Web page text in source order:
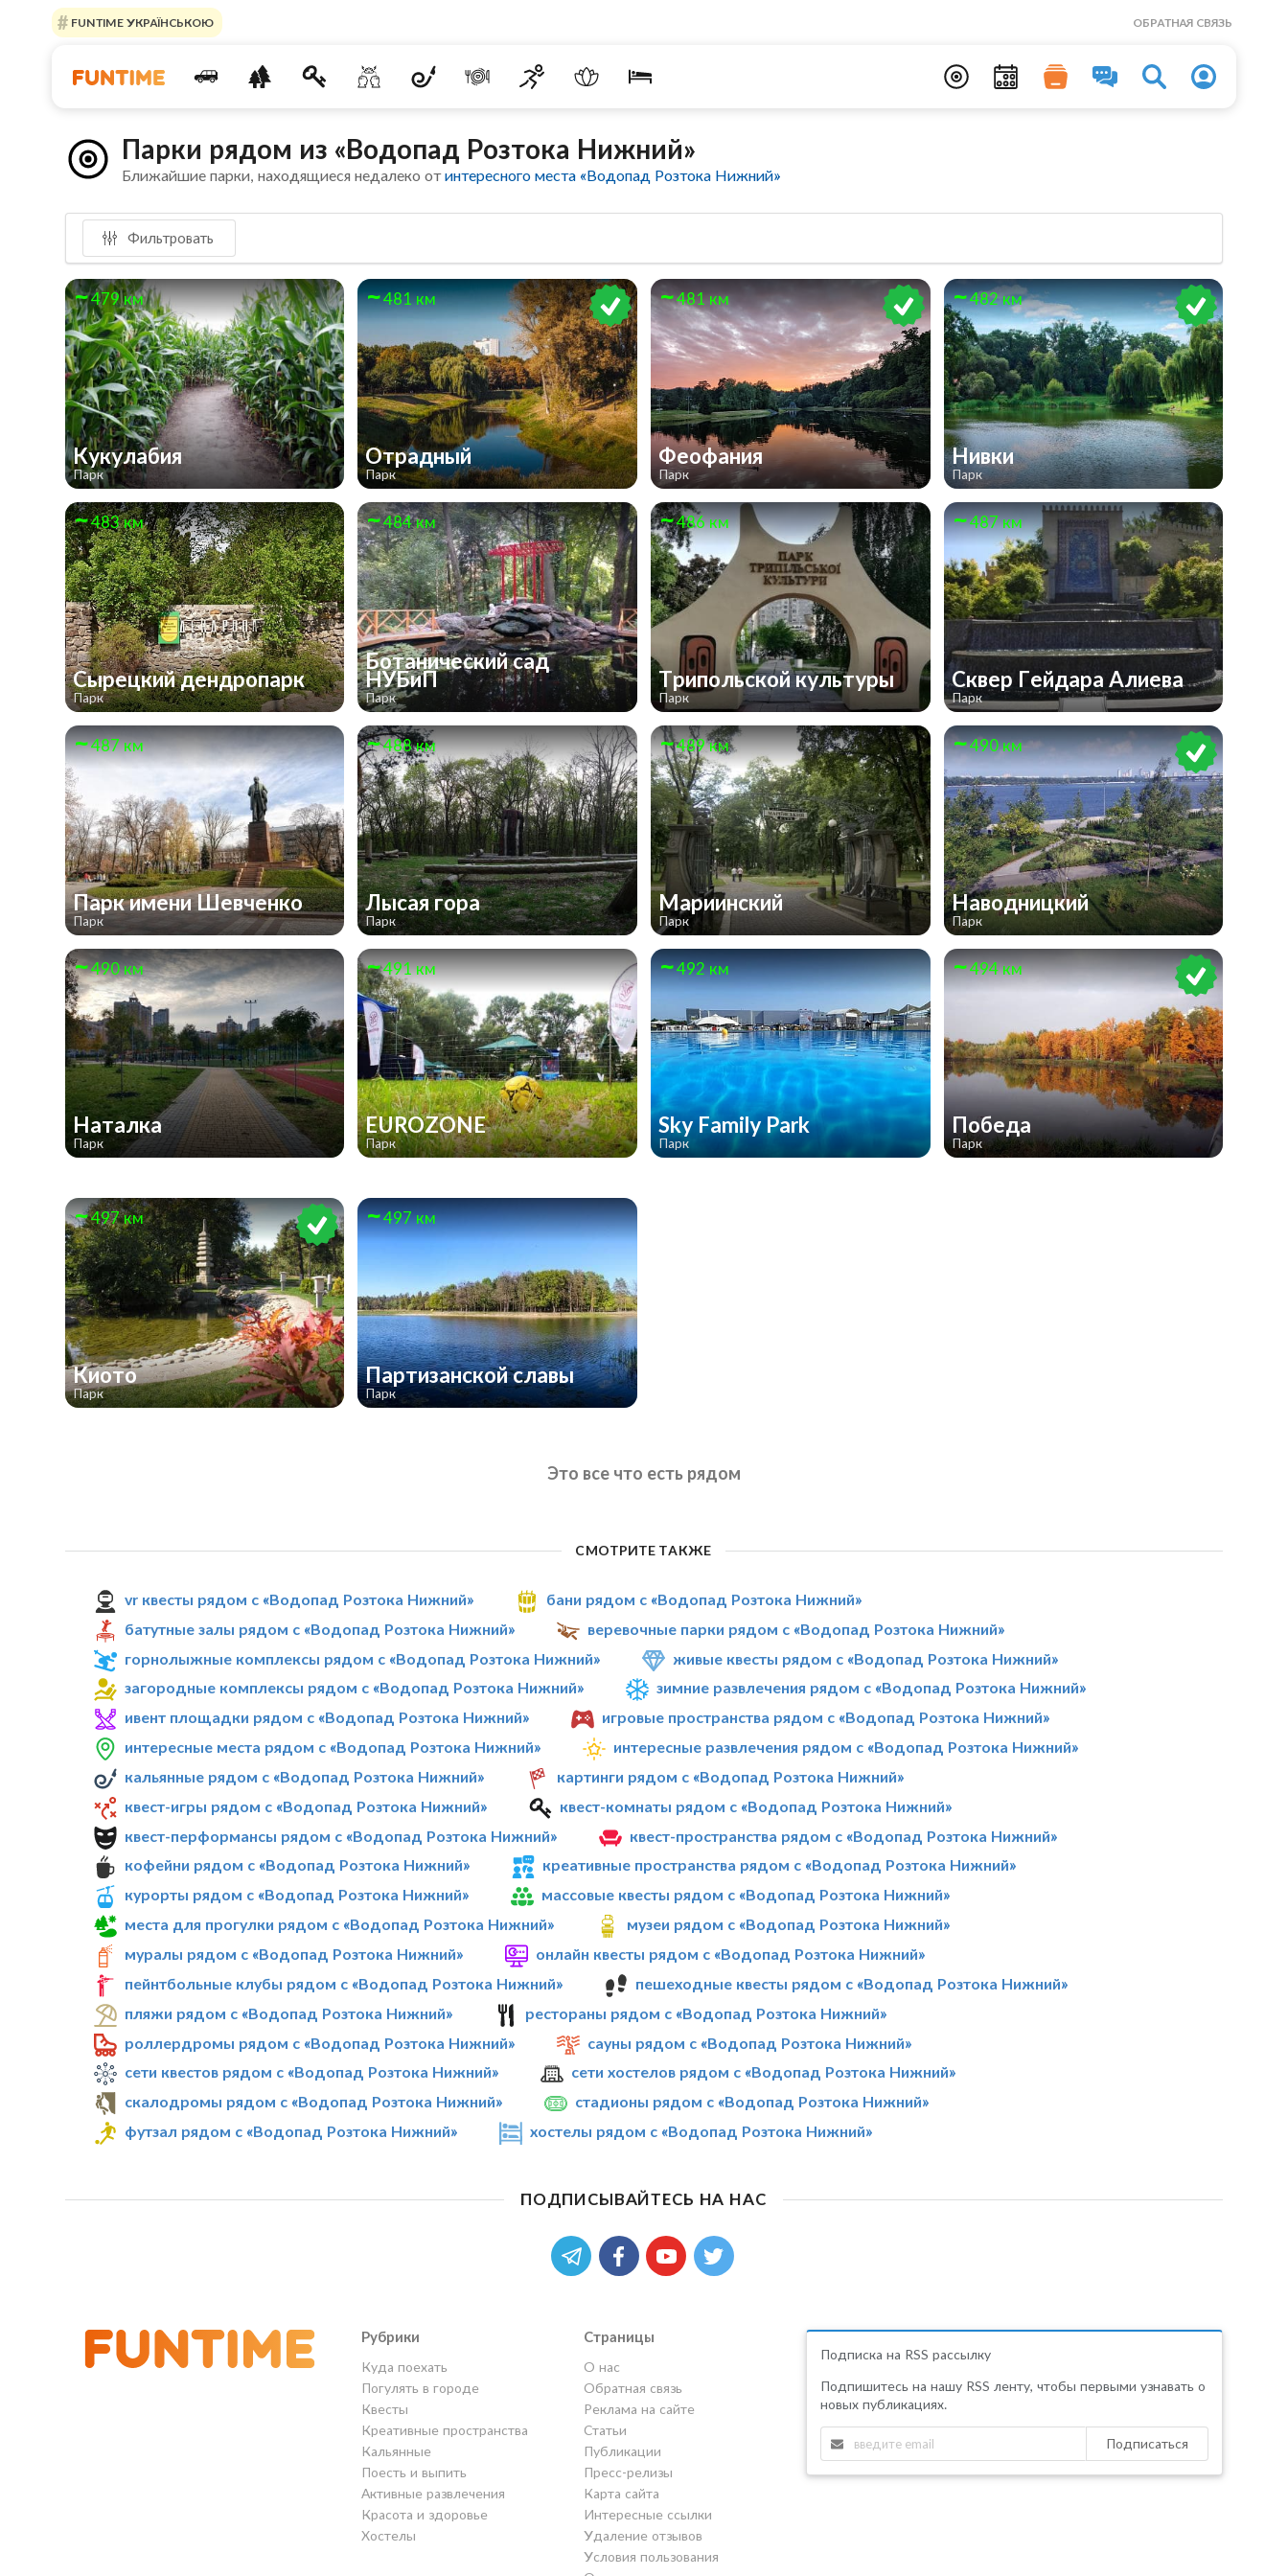
FUNTIME УКРАЇНСЬКОЮ ОБРАТНАЯ СВЯЗЬ
Парки рядом из «Водопад Розтока Нижний»
Ближайшие парки, находящиеся недалеко отинтересного места «Водопад Розтока Нижний»
Фильтровать
479 км
Кукулабия
Парк
481 км
Отрадный
Парк
481 км
Феофания
Парк
482 км
Нивки
Парк
483 км
Сырецкий дендропарк
Парк
484 км
Ботанический сад
НУБиП
Парк
486 км
Трипольской культуры
Парк
487 км
Сквер Гейдара Алиева
Парк
487 км
Парк имени Шевченко
Парк
488 км
Лысая гора
Парк
489 км
Мариинский
Парк
490 км
Наводницкий
Парк
490 км
Наталка
Парк
491 км
EUROZONE
Парк
492 км
Sky Family Park
Парк
494 км
Победа
Парк
497 км
Киото
Парк
497 км
Партизанской славы
Парк
Это все что есть рядом
СМОТРИТЕ ТАКЖЕ
vr квесты рядом с «Водопад Розтока Нижний»
бани рядом с «Водопад Розтока Нижний»
батутные залы рядом с «Водопад Розтока Нижний»
веревочные парки рядом с «Водопад Розтока Нижний»
горнолыжные комплексы рядом с «Водопад Розтока Нижний»
живые квесты рядом с «Водопад Розтока Нижний»
загородные комплексы рядом с «Водопад Розтока Нижний»
зимние развлечения рядом с «Водопад Розтока Нижний»
ивент площадки рядом с «Водопад Розтока Нижний»
игровые пространства рядом с «Водопад Розтока Нижний»
интересные места рядом с «Водопад Розтока Нижний»
интересные развлечения рядом с «Водопад Розтока Нижний»
кальянные рядом с «Водопад Розтока Нижний»
картинги рядом с «Водопад Розтока Нижний»
квест-игры рядом с «Водопад Розтока Нижний»
квест-комнаты рядом с «Водопад Розтока Нижний»
квест-перформансы рядом с «Водопад Розтока Нижний»
квест-пространства рядом с «Водопад Розтока Нижний»
кофейни рядом с «Водопад Розтока Нижний»
креативные пространства рядом с «Водопад Розтока Нижний»
курорты рядом с «Водопад Розтока Нижний»
массовые квесты рядом с «Водопад Розтока Нижний»
места для прогулки рядом с «Водопад Розтока Нижний»
музеи рядом с «Водопад Розтока Нижний»
муралы рядом с «Водопад Розтока Нижний»
онлайн квесты рядом с «Водопад Розтока Нижний»
пейнтбольные клубы рядом с «Водопад Розтока Нижний»
пешеходные квесты рядом с «Водопад Розтока Нижний»
пляжи рядом с «Водопад Розтока Нижний»
рестораны рядом с «Водопад Розтока Нижний»
роллердромы рядом с «Водопад Розтока Нижний»
сауны рядом с «Водопад Розтока Нижний»
сети квестов рядом с «Водопад Розтока Нижний»
сети хостелов рядом с «Водопад Розтока Нижний»
скалодромы рядом с «Водопад Розтока Нижний»
стадионы рядом с «Водопад Розтока Нижний»
футзал рядом с «Водопад Розтока Нижний»
хостелы рядом с «Водопад Розтока Нижний»
ПОДПИСЫВАЙТЕСЬ НА НАС
Рубрики
Куда поехать
Погулять в городе
Квесты
Креативные пространства
Кальянные
Поесть и выпить
Активные развлечения
Красота и здоровье
Хостелы
Страницы
О нас
Обратная связь
Реклама на сайте
Статьи
Публикации
Пресс-релизы
Карта сайта
Интересные ссылки
Удаление отзывов
Условия пользования
Подписка на RSS рассылку
Подпишитесь на нашу RSS ленту, чтобы первыми узнавать о
новых публикациях.
Подписаться